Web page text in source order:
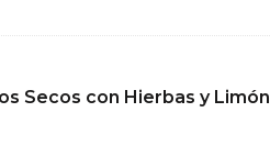
Secos con Hierbas y Limón